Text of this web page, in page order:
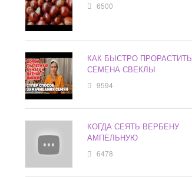
6500
КАК БЫСТРО ПРОРАСТИТЬ
СЕМЕНА СВЕКЛЫ
9594
КОГДА СЕЯТЬ ВЕРБЕНУ
АМПЕЛЬНУЮ
6478